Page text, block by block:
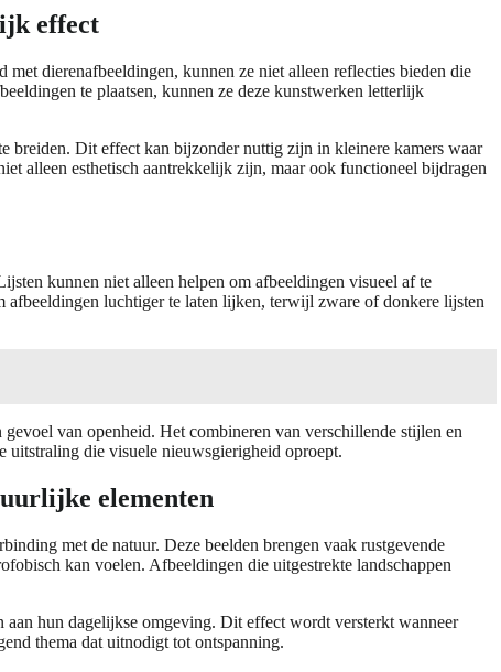
effect
dierenafbeeldingen, kunnen ze niet alleen reflecties bieden die
te plaatsen, kunnen ze deze kunstwerken letterlijk
breiden. Dit effect kan bijzonder nuttig zijn in kleinere kamers waar
alleen esthetisch aantrekkelijk zijn, maar ook functioneel bijdragen
kunnen niet alleen helpen om afbeeldingen visueel af te
luchtiger te laten lijken, terwijl zware of donkere lijsten
van openheid. Het combineren van verschillende stijlen en
uitstraling die visuele nieuwsgierigheid oproept.
elementen
met de natuur. Deze beelden brengen vaak rustgevende
kan voelen. Afbeeldingen die uitgestrekte landschappen
hun dagelijkse omgeving. Dit effect wordt versterkt wanneer
thema dat uitnodigt tot ontspanning.